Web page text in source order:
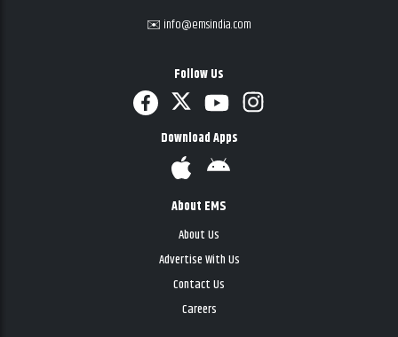
✉️ info@emsindia.com
Follow Us
Download Apps
About EMS
About Us
Advertise With Us
Contact Us
Careers